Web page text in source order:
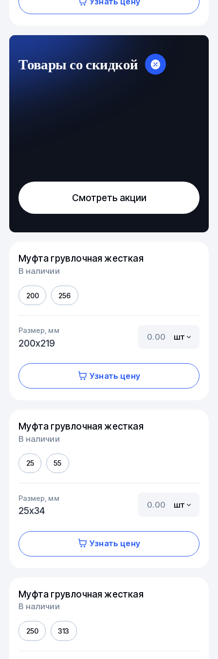
Товары со скидкой
Смотреть акции
Муфта грувлочная жесткая
В наличии
200 256
Размер, мм
200х219
шт
Узнать цену
Муфта грувлочная жесткая
В наличии
25 55
Размер, мм
25х34
шт
Узнать цену
Муфта грувлочная жесткая
В наличии
250 313